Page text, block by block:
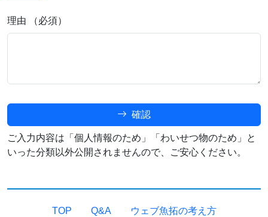
理由 （必須）
確認
ご入力内容は「個人情報のため」「わいせつ物のため」と
いった分類以外公開されませんので、ご安心ください。
TOP Q&A ウェブ魚拓の考え方